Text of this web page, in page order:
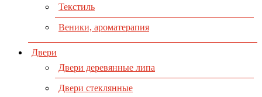
Текстиль
Веники, ароматерапия
Двери
Двери деревянные липа
Двери стеклянные